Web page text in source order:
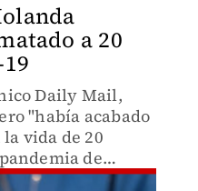
a 20
Daily Mail,
"había acabado
vida de 20
de